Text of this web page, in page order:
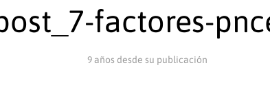
factores-
9 años desde su publicación